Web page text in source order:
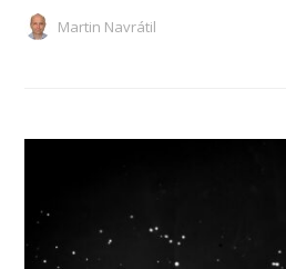
Martin Navrátil